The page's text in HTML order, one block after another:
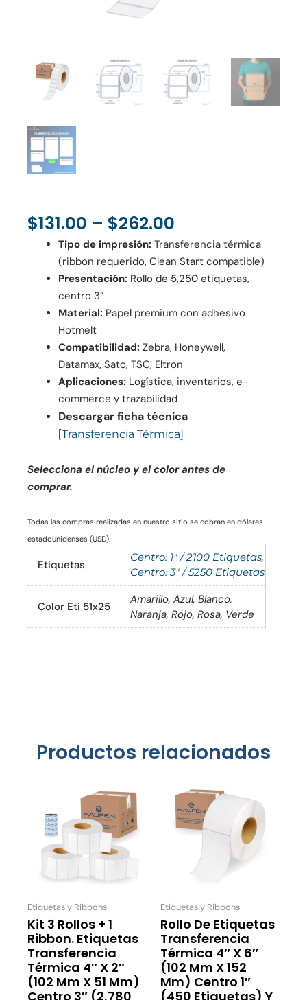
$131.00 – $262.00
Range:
$131.00
Through
Tipo de impresión: Transferencia térmica
(ribbon requerido, Clean Start compatible)
Presentación: Rollo de 5,250 etiquetas,
centro 3”
Material: Papel premium con adhesivo
Hotmelt
Compatibilidad: Zebra, Honeywell,
Datamax, Sato, TSC, Eltron
Aplicaciones: Logística, inventarios, e-
commerce y trazabilidad
Descargar ficha técnica
[Transferencia Térmica]
Selecciona el núcleo y el color antes de
comprar.
Todas las compras realizadas en nuestro sitio se cobran en dólares
estadounidenses (USD).
Etiquetas
Centro: 1" / 2100 Etiquetas,
Centro: 3" / 5250 Etiquetas
Color Eti 51x25
Amarillo, Azul, Blanco,
Naranja, Rojo, Rosa, Verde
Productos relacionados
Etiquetas y Ribbons
Kit 3 Rollos + 1
Ribbon. Etiquetas
Transferencia
Térmica 4″ X 2″
(102 Mm X 51 Mm)
Centro 3″ (2,780
producto
tiene
múltiples
Las
pueden
elegir
la
página
Etiquetas y Ribbons
Rollo De Etiquetas
Transferencia
Térmica 4″ X 6″
(102 Mm X 152
Mm) Centro 1″
(450 Etiquetas) Y
range:
$224.00
through
$485.00
pueden
página